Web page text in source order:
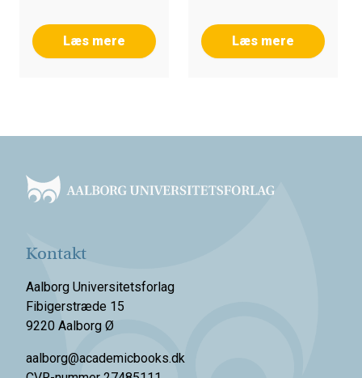
Læs mere Læs mere
Kontakt
Aalborg Universitetsforlag
Fibigerstræde 15
9220 Aalborg Ø
aalborg@academicbooks.dk